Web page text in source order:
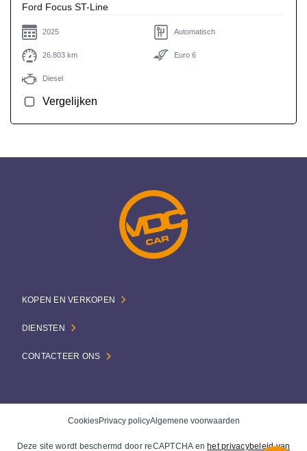
Ford Focus ST-Line
2025 Automatisch
26.803 km Euro 6
Diesel
Vergelijken
KOPEN EN VERKOPEN
DIENSTEN
CONTACTEER ONS
CookiesPrivacy policyAlgemene voorwaarden
Deze site wordt beschermd door reCAPTCHA en het privacybeleid van